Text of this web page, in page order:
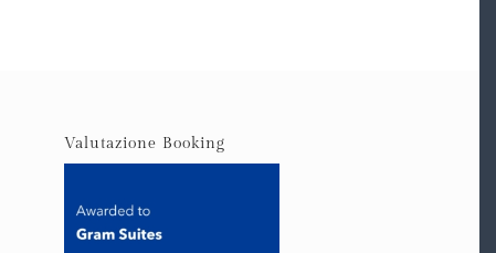
Valutazione Booking